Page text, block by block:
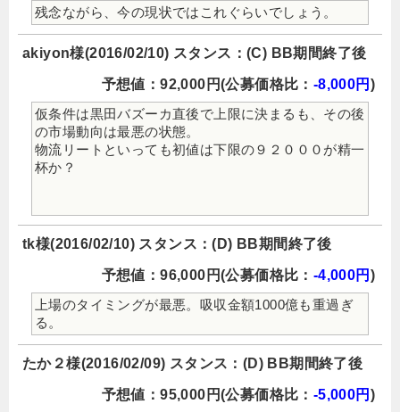
残念ながら、今の現状ではこれぐらいでしょう。
akiyon様(2016/02/10) スタンス：(C) BB期間終了後
予想値：92,000円(公募価格比： -8,000円 )
仮条件は黒田バズーカ直後で上限に決まるも、その後
の市場動向は最悪の状態。
物流リートといっても初値は下限の９２０００が精一
杯か？
tk様(2016/02/10) スタンス：(D) BB期間終了後
予想値：96,000円(公募価格比： -4,000円 )
上場のタイミングが最悪。吸収金額1000億も重過ぎ
る。
たか２様(2016/02/09) スタンス：(D) BB期間終了後
予想値：95,000円(公募価格比： -5,000円 )